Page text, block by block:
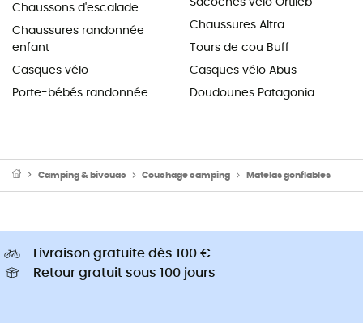
Chaussons d'escalade
Chaussures randonnée
enfant
Casques vélo
Porte-bébés randonnée
Chaussures Altra
Tours de cou Buff
Casques vélo Abus
Doudounes Patagonia
Camping & bivouac Couchage camping Matelas gonflables
Livraison gratuite dès 100 €
Retour gratuit sous 100 jours